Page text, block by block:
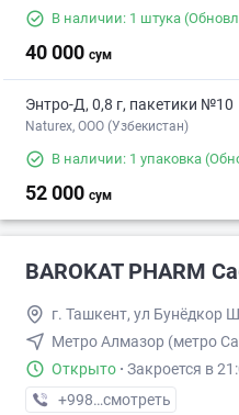
В наличии: 1 штука
40 000 сум
Энтро-Д, 0,8 г, пакетики №10
Naturex, OOO (Узбекистан)
В наличии: 1 упаковка
52 000 сум
BAROKAT PHARM
г. Ташкент, ул Бунёдкор
Метро Алмазор (метро
Открыто · Закроется в
+998 (99) XXX-XX-XX
смотреть